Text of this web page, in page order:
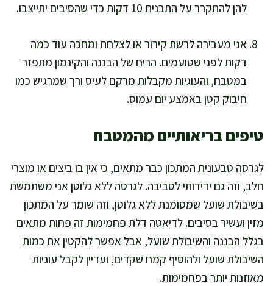
להן להתקרר על התבנית 10 דקות כדי שהסיבים יתייצבו.
אני מעבירה לרשת קירור או לצלחת ומחכה עוד כמה
דקות לפני שטועמים. הריח של הבננה והקינמון מתפזר
במטבח, והעוגיות מקבלות מרקם לעיס ורך שמרגיש כמו
חיבוק קטן באמצע יום עמוס.
טיפים בריאותיים מהמטבח
לגרסה טבעונית המתכון כבר מתאים, כי אין בו ביצים או מוצרי
חלב, וזה גם ידידותי לסביבה. לגרסה ללא גלוטן אני משתמשת
בשיבולת שועל שמסומנת ללא גלוטן, וזה שומר על המתכון
מזין ועשיר בסיבים. לדיאטה דלת פחמימות זה פחות מתאים
בגלל הבננה והשיבולת שועל, אבל אפשר להקטין את כמות
השיבולת שועל ולהוסיף קמח שקדים, ועדיין לקבל עוגיות
מאוזנות יותר בפחמימות.